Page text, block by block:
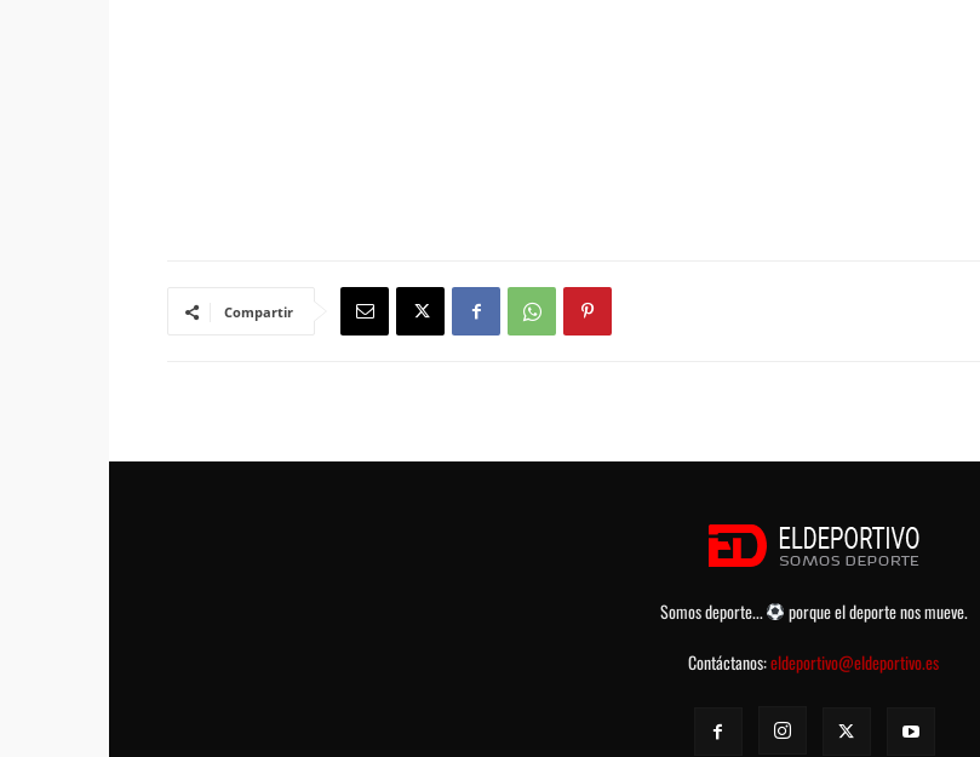
Compartir
Somos deporte...
porque el deporte nos mueve.
Contáctanos:eldeportivo@eldeportivo.es